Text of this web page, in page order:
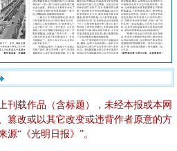
刊载作品（含标题），未经本报或本网
篡改或以其它改变或违背作者原意的方
“《光明日报》”。